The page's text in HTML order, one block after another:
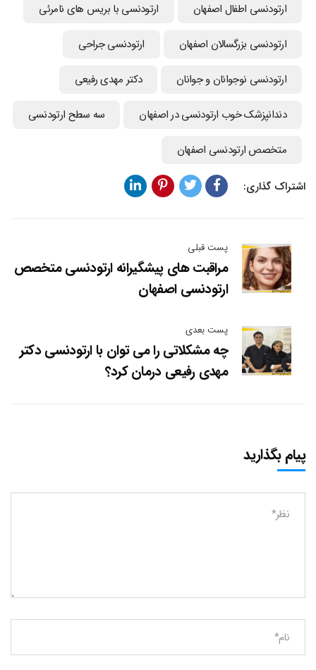
ارتودنسي اطفال اصفهان ارتودنسی با بریس های نامرئی
ارتودنسی بزرگسالان اصفهان ارتودنسی جراحی
ارتودنسی نوجوانان و جوانان دکتر مهدی رفیعی
دندانپزشک خوب ارتودنسی در اصفهان سه سطح ارتودنسی
متخصص ارتودنسی اصفهان
اشتراک گذاری:
پست قبلی
مراقبت های پیشگیرانه ارتودنسی متخصص
ارتودنسی اصفهان
پست بعدی
چه مشکلاتی را می توان با ارتودنسی دکتر
مهدی رفیعی درمان کرد؟
پیام بگذارید